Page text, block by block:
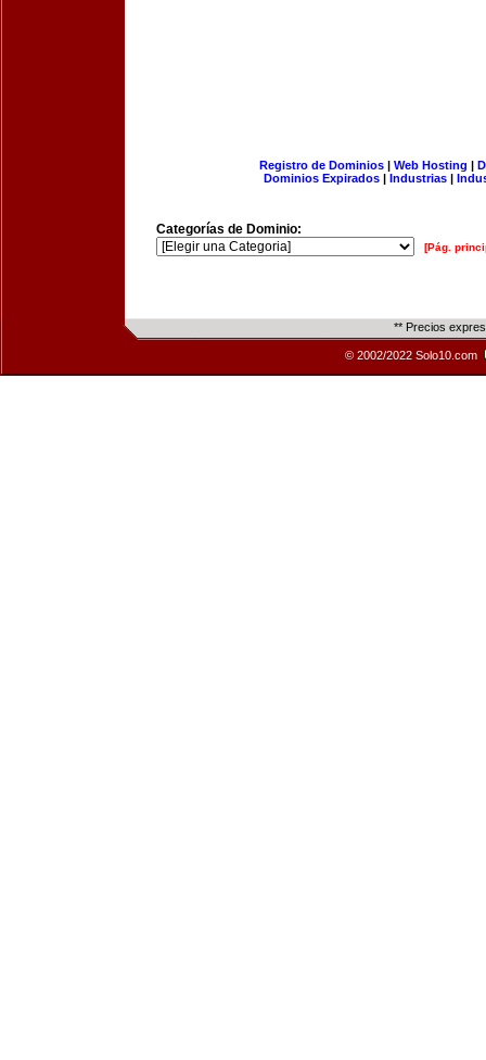
Registro de Dominios| Web Hosting |
Dominios Expirados | Industrias |
Categorías de Dominio:
[Pág.
** Precios
© 2002/2022 Solo10.com